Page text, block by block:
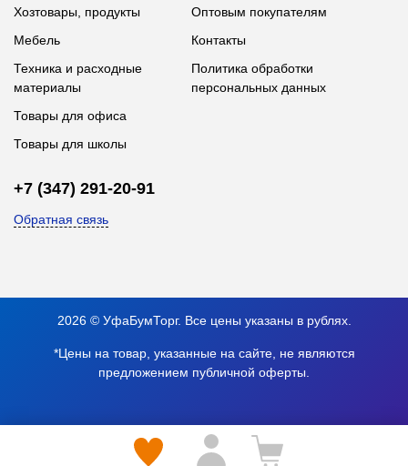
Хозтовары, продукты
Мебель
Техника и расходные
материалы
Товары для офиса
Товары для школы
Оптовым покупателям
Контакты
Политика обработки
персональных данных
+7 (347) 291-20-91
Обратная связь
2026 © УфаБумТорг. Все цены указаны в рублях.
*Цены на товар, указанные на сайте, не являются
предложением публичной оферты.